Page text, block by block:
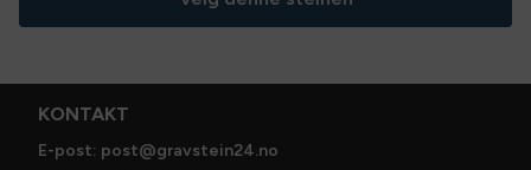
og annet tilbehør. Vi kontakter deg for valg av
godkjent av deg.
Spesifikasjoner
KONTAKT
E-post: post@gravstein24.no